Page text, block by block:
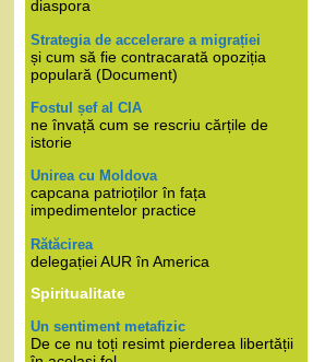
diaspora
Strategia de accelerare a migrației
și cum să fie contracarată opoziția
populară (Document)
Fostul șef al CIA
ne învață cum se rescriu cărțile de
istorie
Unirea cu Moldova
capcana patrioților în fața
impedimentelor practice
Rătăcirea
delegației AUR în America
Spiritualitate
Un sentiment metafizic
De ce nu toți resimt pierderea libertății